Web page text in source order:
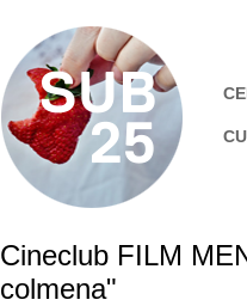
Cineclub FILM
colmena"